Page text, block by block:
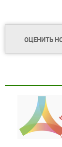
ОЦЕНИТЬ